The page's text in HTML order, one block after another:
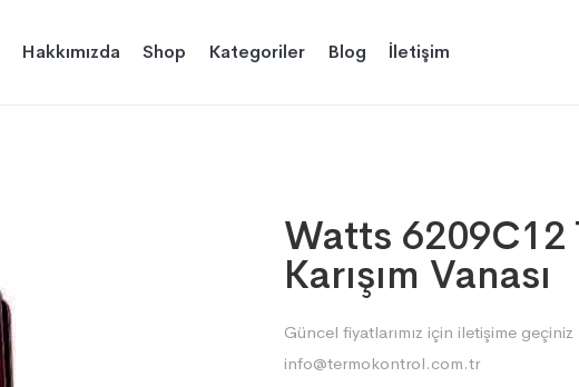
Hakkımızda Shop Kategoriler Blog İletişim
Watts 6209C12
Karışım Vanası
Güncel fiyatlarımız için iletişime geçiniz
info@termokontrol.com.tr